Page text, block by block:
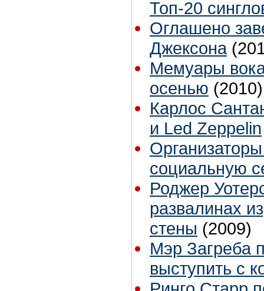
Топ-20
Оглашено
Джексона
Мемуары
осенью (2010)
Карлос
и Led Zeppelin
социальную
Роджер
развалинах
стены (2009)
Мэр Загреба
выступить с